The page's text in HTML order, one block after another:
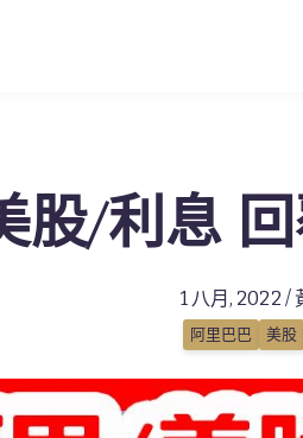
股/利息
1 八月, 2022 /
阿里巴巴 美股